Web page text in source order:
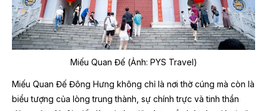
Miếu Quan Đế (Ảnh: PYS Travel)
Miếu Quan Đế Đông Hưng không chỉ là nơi thờ cúng mà còn là
biểu tượng của lòng trung thành, sự chính trực và tinh thần